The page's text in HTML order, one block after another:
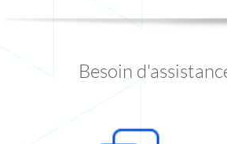
Besoin